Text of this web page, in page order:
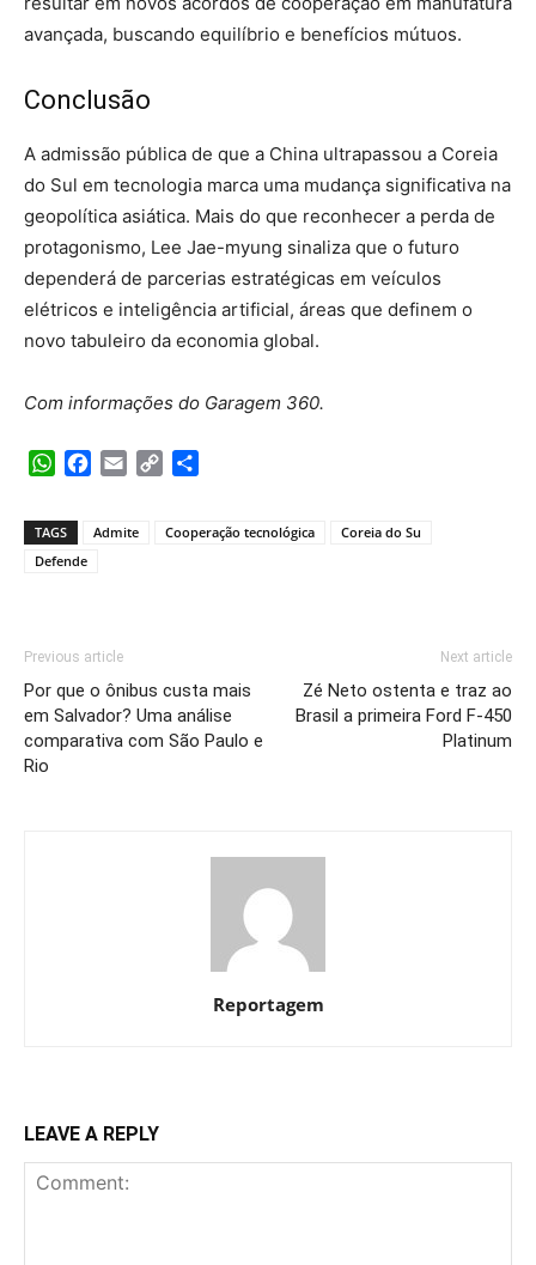
avançada, buscando equilíbrio e benefícios mútuos.
Conclusão
A admissão pública de que a China ultrapassou a Coreia
do Sul em tecnologia marca uma mudança significativa na
geopolítica asiática. Mais do que reconhecer a perda de
protagonismo, Lee Jae-myung sinaliza que o futuro
dependerá de parcerias estratégicas em veículos
elétricos e inteligência artificial, áreas que definem o
novo tabuleiro da economia global.
Com informações do Garagem 360.
WhatsApp
Facebook
Email Copy
TAGS Admite Cooperação tecnológica
Coreia do Su
Defende
Previous article
Por que o ônibus custa mais
em Salvador? Uma análise
comparativa com São Paulo e
Rio
Next article
Zé Neto ostenta e traz ao
Brasil a primeira Ford F-450
Platinum
Reportagem
LEAVE A REPLY